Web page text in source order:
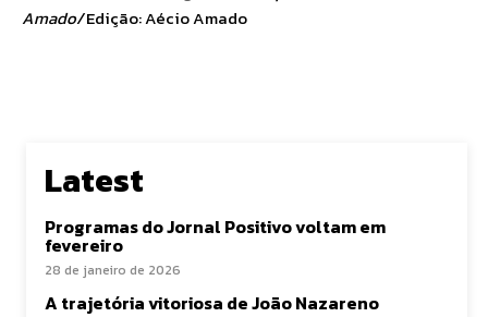
Amado/Edição: Aécio Amado
Latest
Programas do Jornal Positivo voltam em
fevereiro
28 de janeiro de 2026
A trajetória vitoriosa de João Nazareno